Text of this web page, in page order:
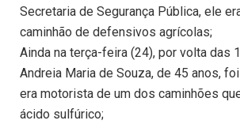
Secretaria de Segurança Pública, ele
caminhão de defensivos agrícolas;
Ainda na terça-feira (24), por volta das
Andreia Maria de Souza, de 45 anos,
era motorista de um dos caminhões
ácido sulfúrico;